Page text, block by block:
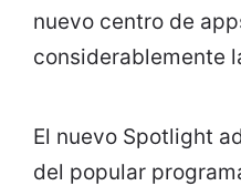
nuevo centro de
considerablemente
El nuevo Spotlight
del popular